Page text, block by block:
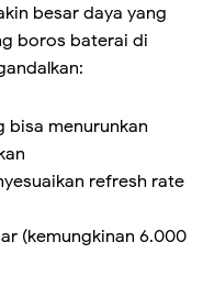
besar daya yang
boros baterai di
bisa menurunkan
refresh rate
(kemungkinan 6.000